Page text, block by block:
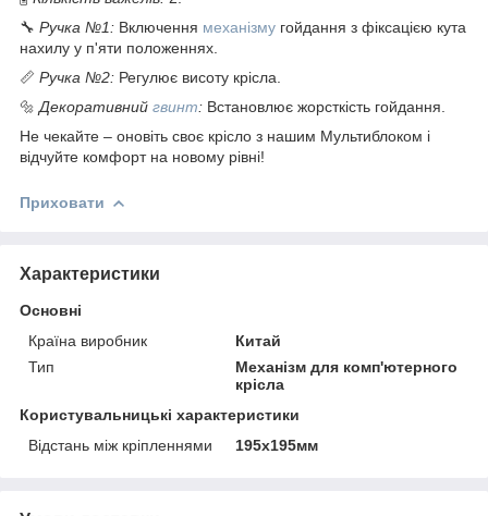
🔧 Ручка №1: Включення механізму гойдання з фіксацією кута
нахилу у п'яти положеннях.
📏 Ручка №2: Регулює висоту крісла.
🔩 Декоративний гвинт: Встановлює жорсткість гойдання.
Не чекайте – оновіть своє крісло з нашим Мультиблоком і
відчуйте комфорт на новому рівні!
Приховати
Характеристики
Основні
Країна виробник
Китай
Тип
Механізм для комп'ютерного
крісла
Користувальницькі характеристики
Відстань між кріпленнями
195х195мм